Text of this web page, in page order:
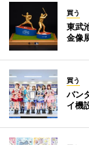
買う
東武
金像
買う
バン
イ機